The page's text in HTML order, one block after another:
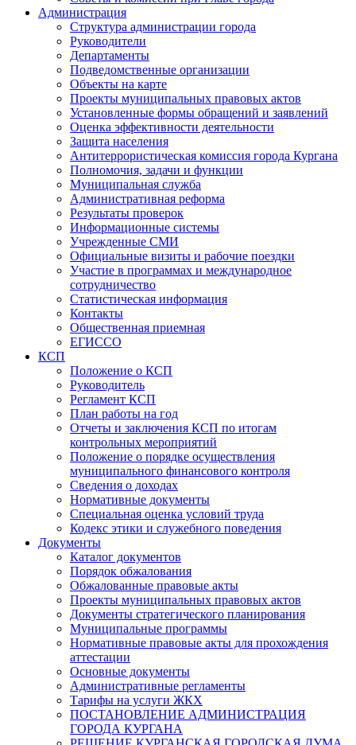
Администрация
Структура администрации города
Руководители
Департаменты
Подведомственные организации
Объекты на карте
Проекты муниципальных правовых актов
Установленные формы обращений и заявлений
Оценка эффективности деятельности
Защита населения
Антитеррористическая комиссия города Кургана
Полномочия, задачи и функции
Муниципальная служба
Административная реформа
Результаты проверок
Информационные системы
Учрежденные СМИ
Официальные визиты и рабочие поездки
Участие в программах и международное
сотрудничество
Статистическая информация
Контакты
Общественная приемная
ЕГИССО
КСП
Положение о КСП
Руководитель
Регламент КСП
План работы на год
Отчеты и заключения КСП по итогам
контрольных мероприятий
Положение о порядке осуществления
муниципального финансового контроля
Сведения о доходах
Нормативные документы
Специальная оценка условий труда
Кодекс этики и служебного поведения
Документы
Каталог документов
Порядок обжалования
Обжалованные правовые акты
Проекты муниципальных правовых актов
Документы стратегического планирования
Муниципальные программы
Нормативные правовые акты для прохождения
аттестации
Основные документы
Административные регламенты
Тарифы на услуги ЖКХ
ПОСТАНОВЛЕНИЕ АДМИНИСТРАЦИЯ
ГОРОДА КУРГАНА